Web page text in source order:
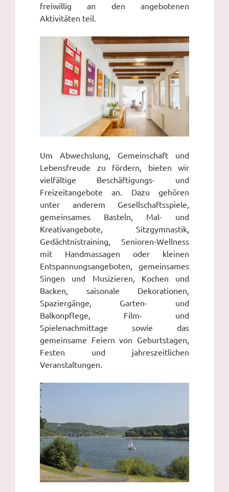
freiwillig an den angebotenen
Aktivitäten teil.
Um Abwechslung, Gemeinschaft und
Lebensfreude zu fördern, bieten wir
vielfältige Beschäftigungs- und
Freizeitangebote an. Dazu gehören
unter anderem Gesellschaftsspiele,
gemeinsames Basteln, Mal- und
Kreativangebote, Sitzgymnastik,
Gedächtnistraining, Senioren-Wellness
mit Handmassagen oder kleinen
Entspannungsangeboten, gemeinsames
Singen und Musizieren, Kochen und
Backen, saisonale Dekorationen,
Spaziergänge, Garten- und
Balkonpflege, Film- und
Spielenachmittage sowie das
gemeinsame Feiern von Geburtstagen,
Festen und jahreszeitlichen
Veranstaltungen.